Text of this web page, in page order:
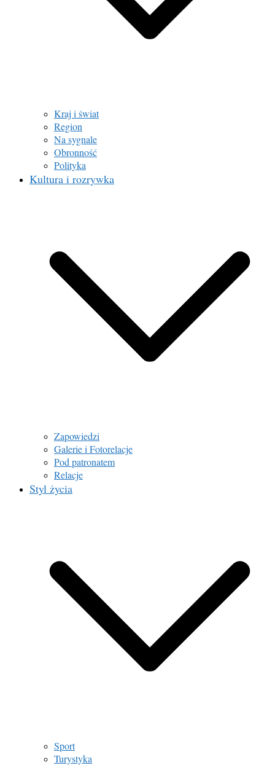
Kraj i świat
Region
Na sygnale
Obronność
Polityka
Kultura i rozrywka
Zapowiedzi
Galerie i Fotorelacje
Pod patronatem
Relacje
Styl życia
Sport
Turystyka